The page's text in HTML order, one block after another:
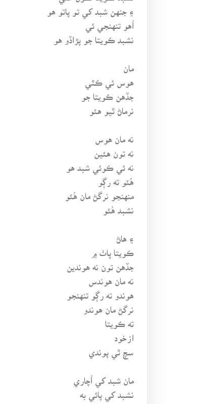
۽ جنهن شبد کي تو پاتو هو
اُهو تنهنجي ئي
نشبد ڪويتا جو پڙاڏو هو
مان
جڏهن ڪويتا جو
نرماڻ ٿيو هئو
نه مان هوس
هُئو ته رڳو
منهنجو نرگڻ مان هُئو
نشبد هُئو
۽ هاڻ
ڪويتا پاٺ ۾
جڏهن تون نه هوندين
نه مان هوندس
هوندو ته رڳو تنهنجو
نرگڻ مان هوندو
ته ڪويتا
ازخود
مان شبد کي اُچاري
نشبد کي پائي به